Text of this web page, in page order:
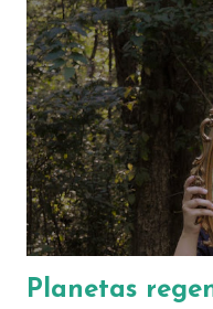
estamos tan
vivir las cosas con ese aire
mantener la calma y
nuestra carta astral debería
sino desde un punto de
su totalidad....
Planetas